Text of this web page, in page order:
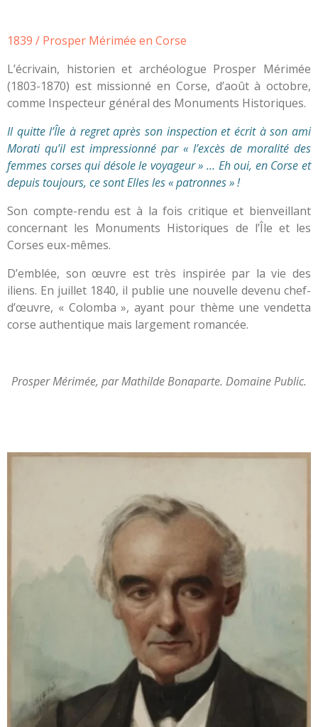
1839 / Prosper Mérimée en Corse
L’écrivain, historien et archéologue Prosper Mérimée
(1803-1870) est missionné en Corse, d’août à octobre,
comme Inspecteur général des Monuments Historiques.
Il quitte l’Île à regret après son inspection et écrit à son ami
Morati qu’il est impressionné par « l’excès de moralité des
femmes corses qui désole le voyageur » … Eh oui, en Corse et
depuis toujours, ce sont Elles les « patronnes » !
Son compte-rendu est à la fois critique et bienveillant
concernant les Monuments Historiques de l’Île et les
Corses eux-mêmes.
D’emblée, son œuvre est très inspirée par la vie des
iliens. En juillet 1840, il publie une nouvelle devenu chef-
d’œuvre, « Colomba », ayant pour thème une vendetta
corse authentique mais largement romancée.
Prosper Mérimée, par Mathilde Bonaparte. Domaine Public.